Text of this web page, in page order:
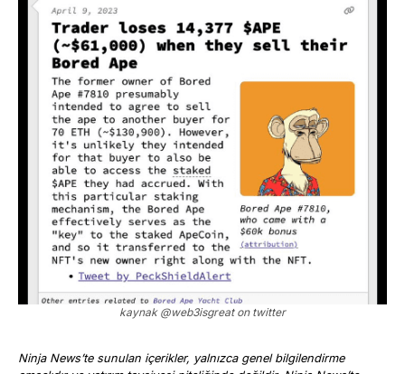
kaynak @web3isgreat on twitter
Ninja News’te sunulan içerikler, yalnızca genel bilgilendirme